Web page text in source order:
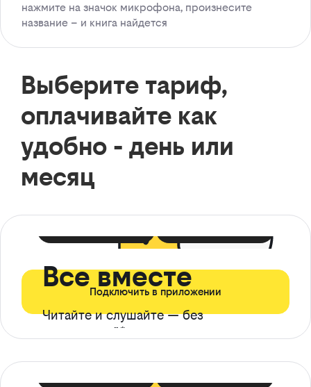
нажмите на значок микрофона, произнесите
название – и книга найдется
Выберите тариф,
оплачивайте как
удобно - день или
месяц
Все вместе
Читайте и слушайте — без
ограничений*
Подключить в приложении